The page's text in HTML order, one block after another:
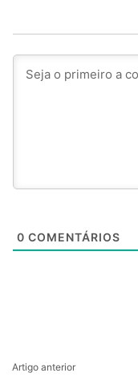
0 COMENTÁRIOS
Artigo anterior